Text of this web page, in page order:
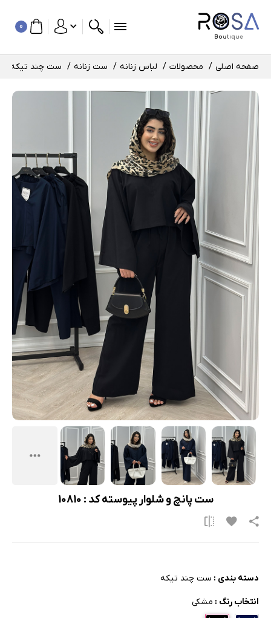
0
صفحه اصلی محصولات لباس زنانه ست زنانه ست چند تیکه
ست پانچ و شلوار پیوسته کد : 10810
دسته بندی : ست چند تیکه
انتخاب رنگ : مشکی